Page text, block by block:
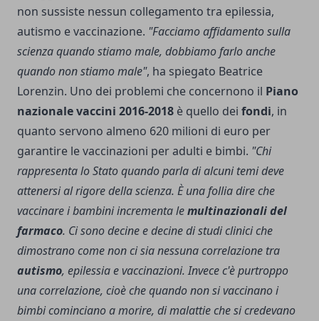
non sussiste nessun collegamento tra epilessia,
autismo e vaccinazione. "Facciamo affidamento sulla
scienza quando stiamo male, dobbiamo farlo anche
quando non stiamo male", ha spiegato Beatrice
Lorenzin. Uno dei problemi che concernono il Piano
nazionale vaccini 2016-2018 è quello dei fondi, in
quanto servono almeno 620 milioni di euro per
garantire le vaccinazioni per adulti e bimbi. "Chi
rappresenta lo Stato quando parla di alcuni temi deve
attenersi al rigore della scienza. È una follia dire che
vaccinare i bambini incrementa lemultinazionali del
farmaco. Ci sono decine e decine di studi clinici che
dimostrano come non ci sia nessuna correlazione tra
autismo, epilessia e vaccinazioni. Invece c'è purtroppo
una correlazione, cioè che quando non si vaccinano i
bimbi cominciano a morire, di malattie che si credevano